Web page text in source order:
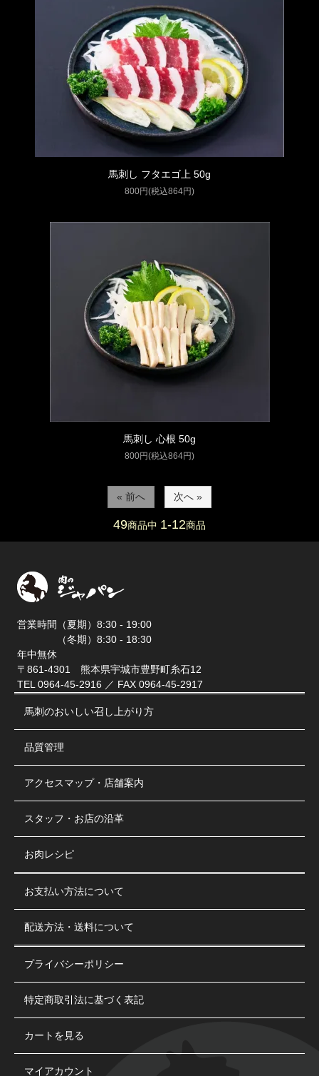
馬刺し フタエゴ上 50g
800円(税込864円)
馬刺し 心根 50g
800円(税込864円)
« 前へ 次へ »
49商品中 1-12商品
営業時間（夏期）8:30 - 19:00
（冬期）8:30 - 18:30
年中無休
〒861-4301 熊本県宇城市豊野町糸石12
TEL 0964-45-2916 ／ FAX 0964-45-2917
馬刺のおいしい召し上がり方
品質管理
アクセスマップ・店舗案内
スタッフ・お店の沿革
お肉レシピ
お支払い方法について
配送方法・送料について
プライバシーポリシー
特定商取引法に基づく表記
カートを見る
マイアカウント